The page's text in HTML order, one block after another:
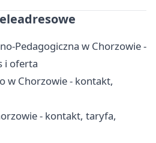
Pedagogiczna w Chorzowie -
i oferta
w Chorzowie - kontakt,
- kontakt, taryfa,